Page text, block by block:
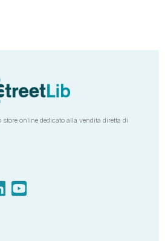
store online dedicato alla vendita diretta di